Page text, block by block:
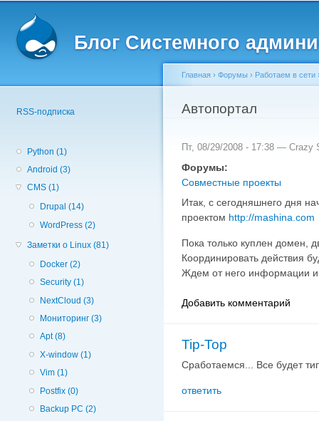
Блог Системного
RSS-подписка
Python (1)
Android (3)
CMS (1)
Drupal (14)
WordPress (2)
Заметки о Linux (81)
Docker (2)
Security (1)
NextCloud (3)
Мониторинг (3)
Apt (8)
X-window (1)
Vim (1)
Postfix (0)
Backup PC (2)
Вы здесь
Главная › Форумы › Работаем в сети
Автопортал
Пт, 08/29/2008 - 17:38 — Crazy
Форумы:
Совместные проекты
Итак, с сегодняшнего дня
проектом http://mashina.com
Пока только куплен домен,
Координировать действия
Ждем от него информации и
Добавить комментарий
Tip-Top
Сработаемся... Все будет
ответить